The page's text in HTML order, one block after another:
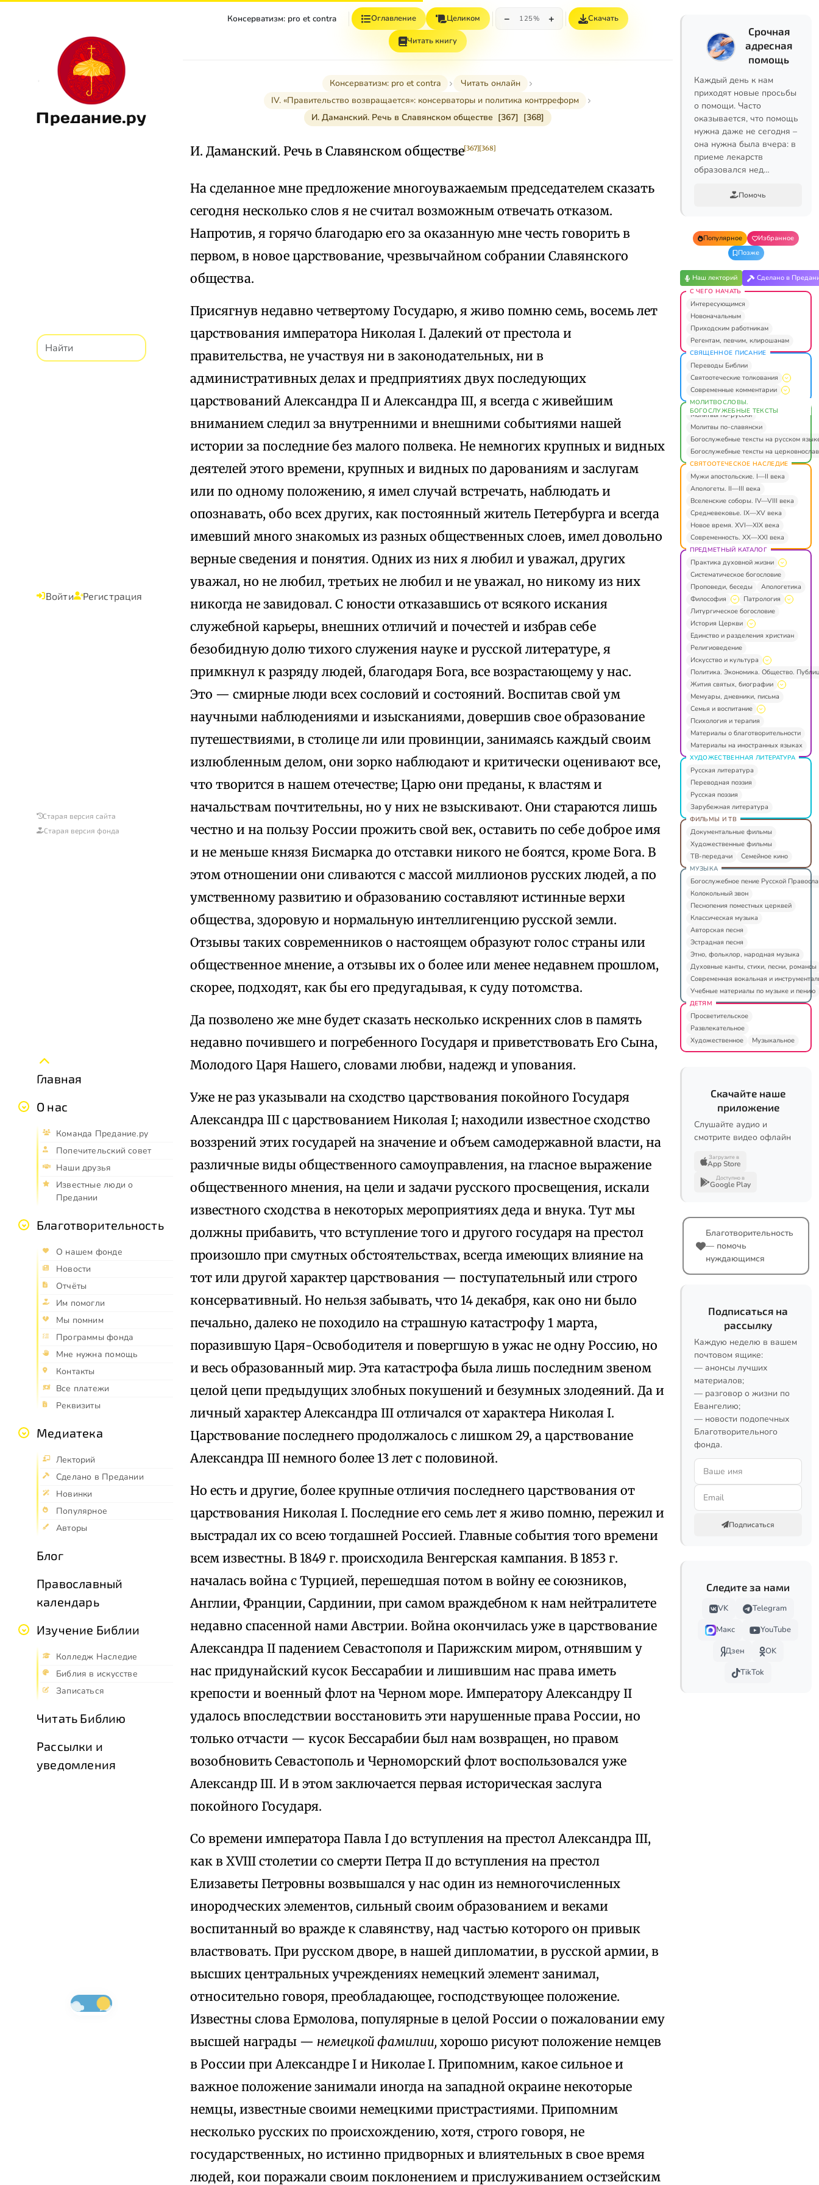
Предание.ру
Войти Регистрация
Старая версия сайта
Старая версия фонда
Главная
О нас
Команда Предание.ру
Попечительский совет
Наши друзья
Известные люди о
Предании
Благотворительность
О нашем фонде
Новости
Отчёты
Им помогли
Мы помним
Программы фонда
Мне нужна помощь
Контакты
Все платежи
Реквизиты
Медиатека
Лекторий
Сделано в Предании
Новинки
Популярное
Авторы
Блог
Православный
календарь
Изучение Библии
Колледж Наследие
Библия в искусстве
Записаться
Читать Библию
Рассылки и
уведомления
Консерватизм: pro et contra Оглавление Целиком − 125% + Скачать
Читать книгу
Консерватизм: pro et contra
Читать онлайн
IV. «Правительство возвращается»: консерваторы и политика контрреформ
И. Даманский. Речь в Славянском обществе [367] [368]
И. Даманский. Речь в Славянском обществе[367][368]
На сделанное мне предложение многоуважаемым председателем сказать
сегодня несколько слов я не считал возможным отвечать отказом.
Напротив, я горячо благодарю его за оказанную мне честь говорить в
первом, в новое царствование, чрезвычайном собрании Славянского
общества.
Присягнув недавно четвертому Государю, я живо помню семь, восемь лет
царствования императора Николая I. Далекий от престола и
правительства, не участвуя ни в законодательных, ни в
административных делах и предприятиях двух последующих
царствований Александра II и Александра III, я всегда с живейшим
вниманием следил за внутренними и внешними событиями нашей
истории за последние без малого полвека. Не немногих крупных и видных
деятелей этого времени, крупных и видных по дарованиям и заслугам
или по одному положению, я имел случай встречать, наблюдать и
опознавать, обо всех других, как постоянный житель Петербурга и всегда
имевший много знакомых из разных общественных слоев, имел довольно
верные сведения и понятия. Одних из них я любил и уважал, других
уважал, но не любил, третьих не любил и не уважал, но никому из них
никогда не завидовал. С юности отказавшись от всякого искания
служебной карьеры, внешних отличий и почестей и избрав себе
безобидную долю тихого служения науке и русской литературе, я
примкнул к разряду людей, благодаря Бога, все возрастающему у нас.
Это — смирные люди всех сословий и состояний. Воспитав свой ум
научными наблюдениями и изысканиями, довершив свое образование
путешествиями, в столице ли или провинции, занимаясь каждый своим
излюбленным делом, они зорко наблюдают и критически оценивают все,
что творится в нашем отечестве; Царю они преданы, к властям и
начальствам почтительны, но у них не взыскивают. Они стараются лишь
честно и на пользу России прожить свой век, оставить по себе доброе имя
и не меньше князя Бисмарка до отставки никого не боятся, кроме Бога. В
этом отношении они сливаются с массой миллионов русских людей, а по
умственному развитию и образованию составляют истинные верхи
общества, здоровую и нормальную интеллигенцию русской земли.
Отзывы таких современников о настоящем образуют голос страны или
общественное мнение, а отзывы их о более или менее недавнем прошлом,
скорее, подходят, как бы его предугадывая, к суду потомства.
Да позволено же мне будет сказать несколько искренних слов в память
недавно почившего и погребенного Государя и приветствовать Его Сына,
Молодого Царя Нашего, словами любви, надежд и упования.
Уже не раз указывали на сходство царствования покойного Государя
Александра III с царствованием Николая I; находили известное сходство
воззрений этих государей на значение и объем самодержавной власти, на
различные виды общественного самоуправления, на гласное выражение
общественного мнения, на цели и задачи русского просвещения, искали
известного сходства в некоторых мероприятиях деда и внука. Тут мы
должны прибавить, что вступление того и другого государя на престол
произошло при смутных обстоятельствах, всегда имеющих влияние на
тот или другой характер царствования — поступательный или строго
консервативный. Но нельзя забывать, что 14 декабря, как оно ни было
печально, далеко не походило на страшную катастрофу 1 марта,
поразившую Царя-Освободителя и повергшую в ужас не одну Россию, но
и весь образованный мир. Эта катастрофа была лишь последним звеном
целой цепи предыдущих злобных покушений и безумных злодеяний. Да и
личный характер Александра III отличался от характера Николая I.
Царствование последнего продолжалось с лишком 29, а царствование
Александра III немного более 13 лет с половиной.
Но есть и другие, более крупные отличия последнего царствования от
царствования Николая I. Последние его семь лет я живо помню, пережил и
выстрадал их со всею тогдашней Россией. Главные события того времени
всем известны. В 1849 г. происходила Венгерская кампания. В 1853 г.
началась война с Турцией, перешедшая потом в войну ее союзников,
Англии, Франции, Сардинии, при самом враждебном к нам нейтралитете
недавно спасенной нами Австрии. Война окончилась уже в царствование
Александра II падением Севастополя и Парижским миром, отнявшим у
нас придунайский кусок Бессарабии и лишившим нас права иметь
крепости и военный флот на Черном море. Императору Александру II
удалось впоследствии восстановить эти нарушенные права России, но
только отчасти — кусок Бессарабии был нам возвращен, но правом
возобновить Севастополь и Черноморский флот воспользовался уже
Александр III. И в этом заключается первая историческая заслуга
покойного Государя.
Со времени императора Павла I до вступления на престол Александра III,
как в XVIII столетии со смерти Петра II до вступления на престол
Елизаветы Петровны возвышался у нас один из немногочисленных
инородческих элементов, сильный своим образованием и веками
воспитанный во вражде к славянству, над частью которого он привык
властвовать. При русском дворе, в нашей дипломатии, в русской армии, в
высших центральных учреждениях немецкий элемент занимал,
относительно говоря, преобладающее, господствующее положение.
Известны слова Ермолова, популярные в целой России о пожаловании ему
высшей награды — немецкой фамилии, хорошо рисуют положение немцев
в России при Александре I и Николае I. Припомним, какое сильное и
важное положение занимали иногда на западной окраине некоторые
немцы, известные своими немецкими пристрастиями. Припомним
несколько русских по происхождению, хотя, строго говоря, не
государственных, но истинно придворных и влиятельных в свое время
людей, кои поражали своим поклонением и прислуживанием остзейским
Срочная
адресная
помощь
Каждый день к нам
приходят новые просьбы
о помощи. Часто
оказывается, что помощь
нужна даже не сегодня –
она нужна была вчера: в
приеме лекарств
образовался нед…
Помочь
Популярное
Избранное
Позже
Наш лекторий Сделано в
С ЧЕГО НАЧАТЬ
Интересующимся
Новоначальным
Приходским работникам
Регентам, певчим, клирошанам
СВЯЩЕННОЕ ПИСАНИЕ
Переводы Библии
Святоотеческие толкования
Современные комментарии
МОЛИТВОСЛОВЫ.
БОГОСЛУЖЕБНЫЕ ТЕКСТЫ
Молитвы по-русски
Молитвы по-славянски
Богослужебные тексты на русском
Богослужебные тексты на
СВЯТООТЕЧЕСКОЕ НАСЛЕДИЕ
Мужи апостольские. I—II века
Апологеты. II—III века
Вселенские соборы. IV—VIII века
Средневековье. IX—XV века
Новое время. XVI—XIX века
Современность. XX—XXI века
ПРЕДМЕТНЫЙ КАТАЛОГ
Практика духовной жизни
Систематическое богословие
Проповеди, беседы
Апологетика
Философия
Патрология
Литургическое богословие
История Церкви
Единство и разделения христиан
Религиоведение
Искусство и культура
Политика. Экономика. Общество.
Жития святых, биографии
Мемуары, дневники, письма
Семья и воспитание
Психология и терапия
Материалы о благотворительности
Материалы на иностранных языках
ХУДОЖЕСТВЕННАЯ ЛИТЕРАТУРА
Русская литература
Переводная поэзия
Русская поэзия
Зарубежная литература
ФИЛЬМЫ И ТВ
Документальные фильмы
Художественные фильмы
ТВ-передачи
Семейное кино
МУЗЫКА
Богослужебное пение Русской
Колокольный звон
Песнопения поместных церквей
Классическая музыка
Авторская песня
Эстрадная песня
Этно, фольклор, народная музыка
Духовные канты, стихи, песни, романсы
Современная вокальная и
Учебные материалы по музыке и пению
ДЕТЯМ
Просветительское
Развлекательное
Художественное
Музыкальное
Скачайте наше
приложение
Слушайте аудио и
смотрите видео офлайн
Загрузите в
App Store
Доступно в
Google Play
Благотворительность
— помочь
нуждающимся
Подписаться на
рассылку
Каждую неделю в вашем
почтовом ящике:
— анонсы лучших
материалов;
— разговор о жизни по
Евангелию;
— новости подопечных
Благотворительного
фонда.
Подписаться
Следите за нами
VK
Telegram
Макс
YouTube
Дзен
OK
TikTok